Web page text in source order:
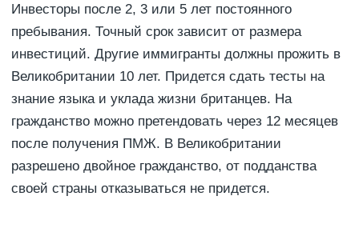
Инвесторы после 2, 3 или 5 лет постоянного
пребывания. Точный срок зависит от размера
инвестиций. Другие иммигранты должны прожить в
Великобритании 10 лет. Придется сдать тесты на
знание языка и уклада жизни британцев. На
гражданство можно претендовать через 12 месяцев
после получения ПМЖ. В Великобритании
разрешено двойное гражданство, от подданства
своей страны отказываться не придется.